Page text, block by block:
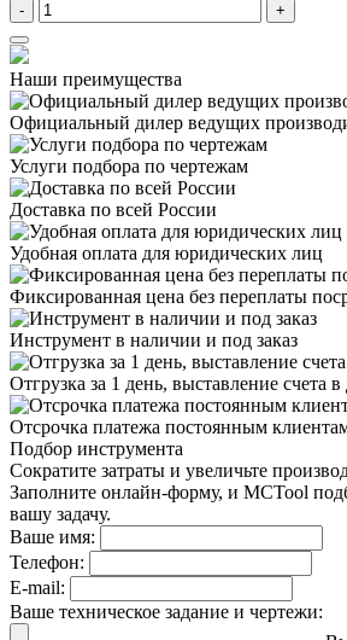
- +
Наши преимущества
Официальный дилер ведущих
Услуги подбора по чертежам
Доставка по всей России
Удобная оплата для юридических лиц
Фиксированная цена без переплаты
Инструмент в наличии и под заказ
Отгрузка за 1 день, выставление счета в
Отсрочка платежа постоянным
Подбор инструмента
Сократите затраты и увеличьте
Заполните онлайн-форму, и MCTool
вашу задачу.
Ваше имя:
Телефон:
E-mail:
Ваше техническое задание и чертежи: